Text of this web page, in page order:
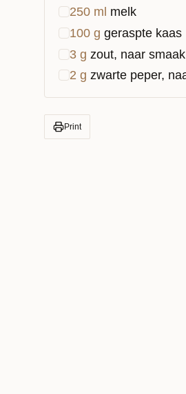
250 ml melk
100 g geraspte kaas
3 g zout, naar smaak
2 g zwarte peper,
Print